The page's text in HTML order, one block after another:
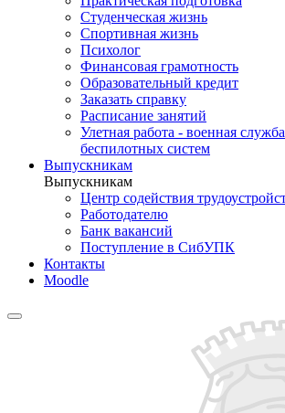
Студенческая жизнь
Спортивная жизнь
Психолог
Финансовая грамотность
Образовательный кредит
Заказать справку
Расписание занятий
Улетная работа - военная
беспилотных систем
Выпускникам
Выпускникам
Центр содействия
Работодателю
Банк вакансий
Поступление в СибУПК
Контакты
Moodle